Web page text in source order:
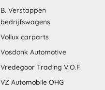
B. Verstappen
bedrijfswagens
Vollux carparts
Vosdonk Automotive
Vredegoor Trading V.O.F.
VZ Automobile OHG